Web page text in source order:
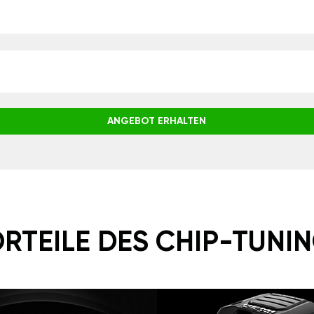
ANGEBOT ERHALTEN
DES CHIP-